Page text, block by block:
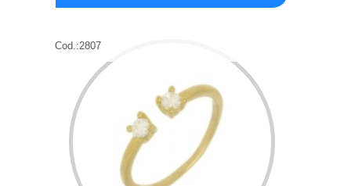
Cod.:2807